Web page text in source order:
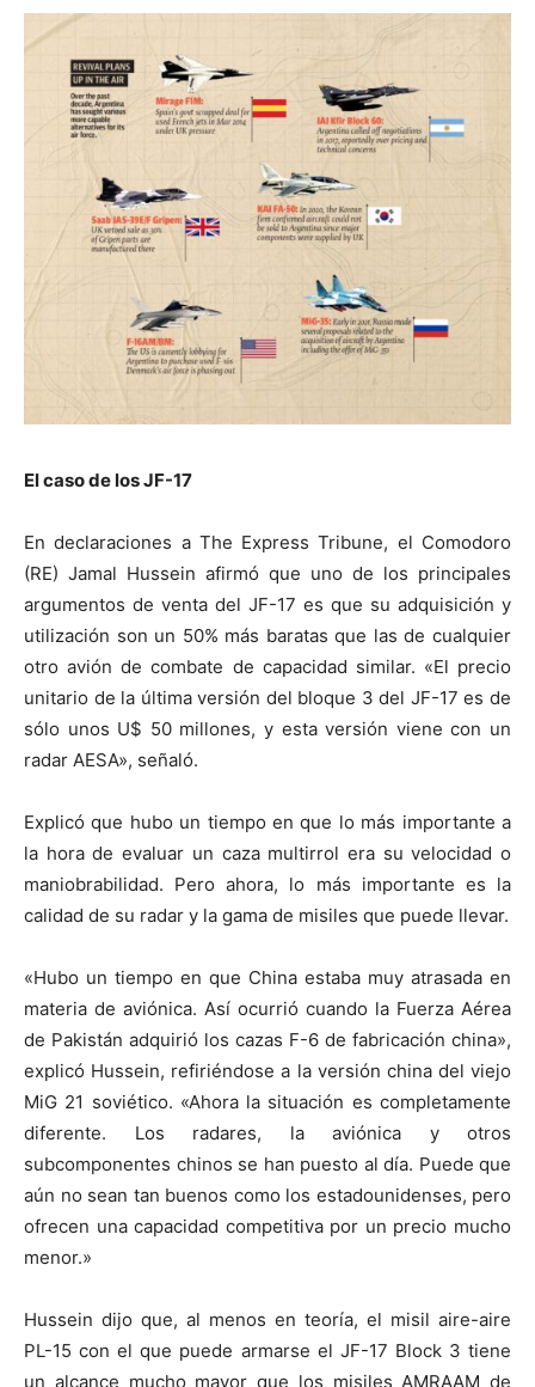
El caso de los JF-17
En declaraciones a The Express Tribune, el Comodoro
(RE) Jamal Hussein afirmó que uno de los principales
argumentos de venta del JF-17 es que su adquisición y
utilización son un 50% más baratas que las de cualquier
otro avión de combate de capacidad similar. «El precio
unitario de la última versión del bloque 3 del JF-17 es de
sólo unos U$ 50 millones, y esta versión viene con un
radar AESA», señaló.
Explicó que hubo un tiempo en que lo más importante a
la hora de evaluar un caza multirrol era su velocidad o
maniobrabilidad. Pero ahora, lo más importante es la
calidad de su radar y la gama de misiles que puede llevar.
«Hubo un tiempo en que China estaba muy atrasada en
materia de aviónica. Así ocurrió cuando la Fuerza Aérea
de Pakistán adquirió los cazas F-6 de fabricación china»,
explicó Hussein, refiriéndose a la versión china del viejo
MiG 21 soviético. «Ahora la situación es completamente
diferente. Los radares, la aviónica y otros
subcomponentes chinos se han puesto al día. Puede que
aún no sean tan buenos como los estadounidenses, pero
ofrecen una capacidad competitiva por un precio mucho
menor.»
Hussein dijo que, al menos en teoría, el misil aire-aire
PL-15 con el que puede armarse el JF-17 Block 3 tiene
un alcance mucho mayor que los misiles AMRAAM de